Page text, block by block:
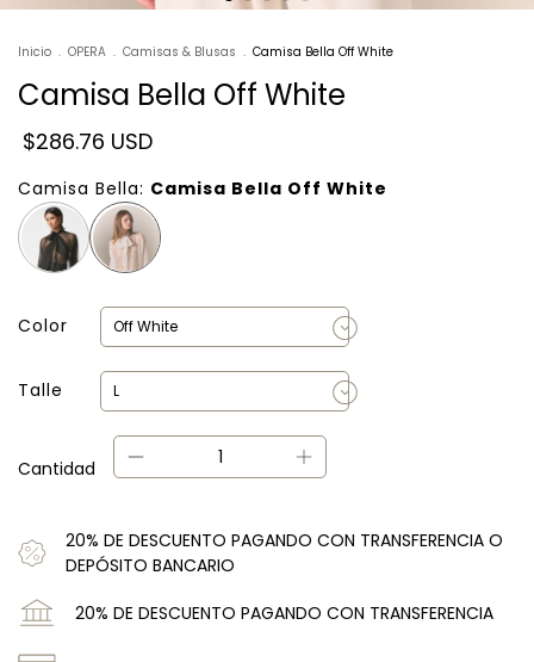
Inicio . OPERA . Camisas & Blusas . Camisa Bella Off White
Camisa Bella Off White
$286.76 USD
Camisa Bella: Camisa Bella Off White
Color
Talle
Cantidad
20% DE DESCUENTO PAGANDO CON TRANSFERENCIA O
DEPÓSITO BANCARIO
20% DE DESCUENTO PAGANDO CON TRANSFERENCIA